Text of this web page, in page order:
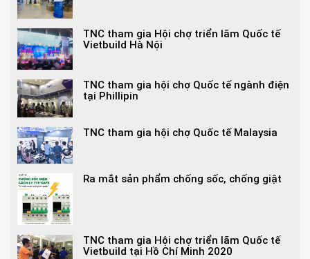
TNC tham gia Hội chợ triển lãm Quốc tế
Vietbuild Hà Nội
TNC tham gia hội chợ Quốc tế ngành điện
tại Phillipin
TNC tham gia hội chợ Quốc tế Malaysia
Ra mắt sản phẩm chống sốc, chống giật
TNC tham gia Hội chợ triển lãm Quốc tế
Vietbuild tại Hồ Chí Minh 2020